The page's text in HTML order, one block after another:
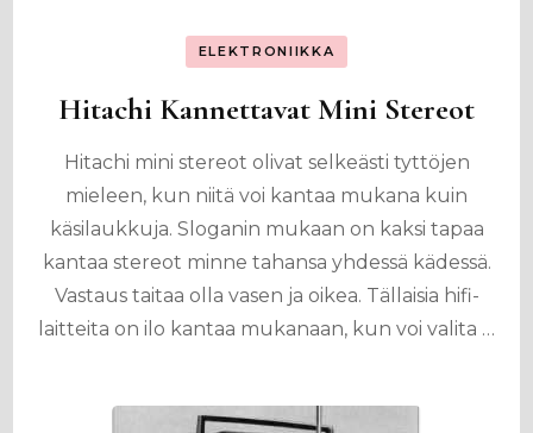
ELEKTRONIIKKA
Hitachi Kannettavat Mini Stereot
Hitachi mini stereot olivat selkeästi tyttöjen
mieleen, kun niitä voi kantaa mukana kuin
käsilaukkuja. Sloganin mukaan on kaksi tapaa
kantaa stereot minne tahansa yhdessä kädessä.
Vastaus taitaa olla vasen ja oikea. Tällaisia hifi-
laitteita on ilo kantaa mukanaan, kun voi valita …